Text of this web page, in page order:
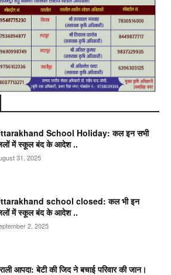
School Holiday: कल इन सभी
में स्कूल बंद के आदेश ..
31, 2025
school closed: कल भी इन
में स्कूल बंद के आदेश ..
2, 2025
आपदा: बेटी की जिद ने बचाई परिवार की जान।